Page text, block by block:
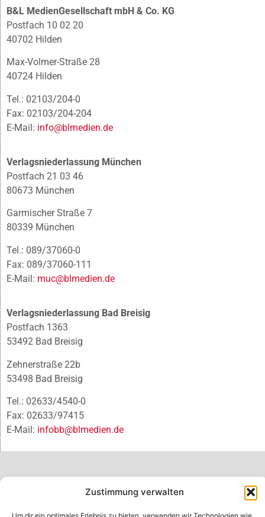
Zustimmung verwalten
B&L MedienGesellschaft mbH & Co. KG
Postfach 10 02 20
40702 Hilden
Max-Volmer-Straße 28
40724 Hilden
Tel.: 02103/204-0
Fax: 02103/204-204
E-Mail: info@blmedien.de
Verlagsniederlassung München
Postfach 21 03 46
80673 München
Garmischer Straße 7
80339 München
Tel.: 089/37060-0
Fax: 089/37060-111
E-Mail: muc@blmedien.de
Verlagsniederlassung Bad Breisig
Postfach 1363
53492 Bad Breisig
Zehnerstraße 22b
53498 Bad Breisig
Tel.: 02633/4540-0
Fax: 02633/97415
E-Mail: infobb@blmedien.de